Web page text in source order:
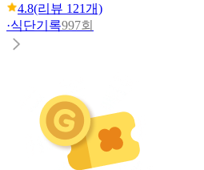
4.8(리뷰 121개)
·식단기록997회